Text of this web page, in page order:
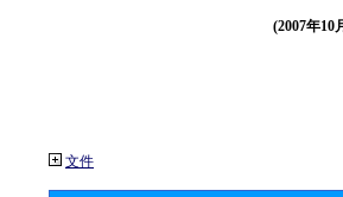
(2007年10
文件